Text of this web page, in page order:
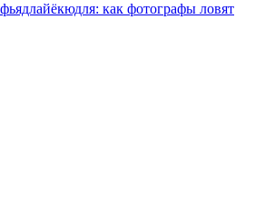
как фотографы ловят